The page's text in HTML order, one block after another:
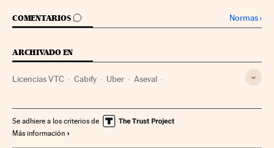
COMENTARIOS
IR A LOS COMENTARIOS Normas›
ARCHIVADO EN
Licencias VTC Cabify Uber Aseval
Transporte urbano Aplicaciones informáticas
Se adhiere a los criterios de
Más información